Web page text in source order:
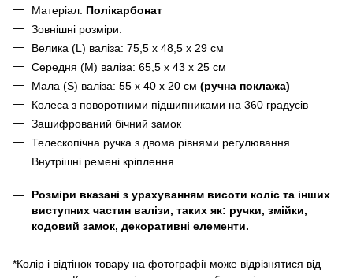
Матеріал: Полікарбонат
Зовнішні розміри:
Велика (L) валіза: 75,5 x 48,5 x 29 см
Середня (M) валіза: 65,5 x 43 x 25 см
Мала (S) валіза: 55 x 40 x 20 см (ручна поклажа)
Колеса з поворотними підшипниками на 360 градусів
Зашифрований бічний замок
Телескопічна ручка з двома рівнями регулювання
Внутрішні ремені кріплення
Розміри вказані з урахуванням висоти коліс та інших
виступних частин валізи, таких як: ручки, змійки,
кодовий замок, декоративні елементи.
*Колір і відтінок товару на фотографії може відрізнятися від